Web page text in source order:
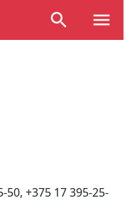
50, +375 17 395-25-